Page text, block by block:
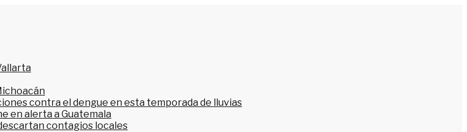
contra el dengue en esta temporada de lluvias
en alerta a Guatemala
contagios locales